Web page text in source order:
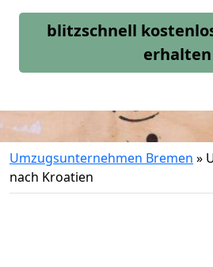
blitzschnell
erhalten
Umzugsunternehmen Bremen »
nach Kroatien